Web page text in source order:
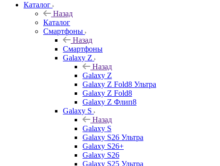
Каталог
Назад
Каталог
Смартфоны
Назад
Смартфоны
Galaxy Z
Назад
Galaxy Z
Galaxy Z Fold8 Ультра
Galaxy Z Fold8
Galaxy Z Флип8
Galaxy S
Назад
Galaxy S
Galaxy S26 Ультра
Galaxy S26+
Galaxy S26
Galaxy S25 Ультра